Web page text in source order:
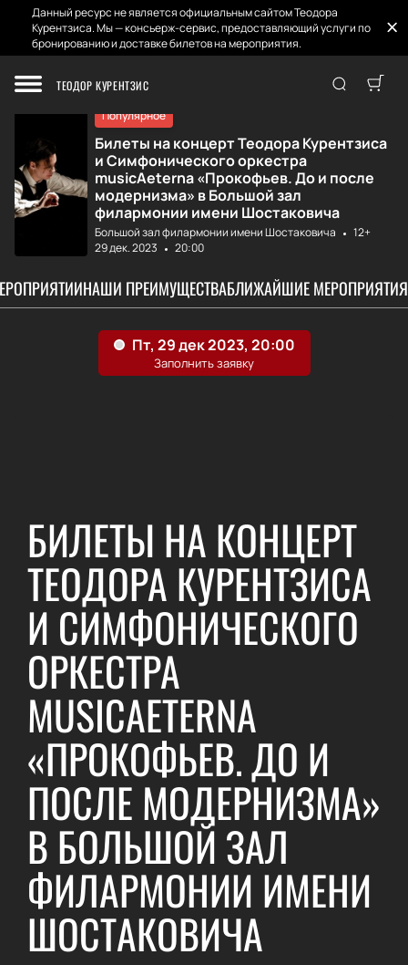
Данный ресурс не является официальным сайтом Теодора
Курентзиса. Мы — консьерж-сервис, предоставляющий услуги по
бронированию и доставке билетов на мероприятия.
ТЕОДОР КУРЕНТЗИС
Главная Афиша и Билеты
Популярное
Билеты на концерт Теодора Курентзиса
и Симфонического оркестра
musicAeterna «Прокофьев. До и после
модернизма» в Большой зал
филармонии имени Шостаковича
Большой зал филармонии имени Шостаковича
12+
29 дек. 2023
20:00
НАШИ ПРЕИМУЩЕСТВАБЛИЖАЙШИЕ МЕРОПРИЯТИЯ
БИЛЕТЫ НА КОНЦЕРТ
ТЕОДОРА КУРЕНТЗИСА
И СИМФОНИЧЕСКОГО
ОРКЕСТРА
MUSICAETERNA
«ПРОКОФЬЕВ. ДО И
ПОСЛЕ МОДЕРНИЗМА»
В БОЛЬШОЙ ЗАЛ
ФИЛАРМОНИИ ИМЕНИ
ШОСТАКОВИЧА